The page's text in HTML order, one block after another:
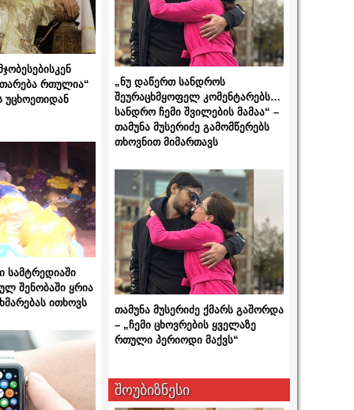
რთულია“
უცხოეთიდან
სამტრედიაში
შენობაში ყრია
ითხოვს
„ნუ დაწერთ სანდროს
შეურაცხმყოფელ კომენტარებს…
სანდრო ჩემი შვილების მამაა“ –
თამუნა მუსერიძე გამომწერებს
თხოვნით მიმართავს
თამუნა მუსერიძე ქმარს გაშორდა
– „ჩემი ცხოვრების ყველაზე
რთული პერიოდი მაქვს“
შოუბიზნესი